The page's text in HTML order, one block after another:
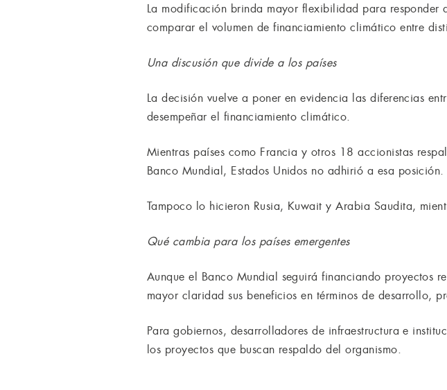
La modificación brinda mayor flexibilidad para responder
comparar el volumen de financiamiento climático entre
Una discusión que divide a los países
La decisión vuelve a poner en evidencia las diferencias
desempeñar el financiamiento climático.
Mientras países como Francia y otros 18 accionistas
Banco Mundial, Estados Unidos no adhirió a esa posición.
Tampoco lo hicieron Rusia, Kuwait y Arabia Saudita,
Qué cambia para los países emergentes
Aunque el Banco Mundial seguirá financiando proyectos
mayor claridad sus beneficios en términos de desarrollo,
Para gobiernos, desarrolladores de infraestructura e
los proyectos que buscan respaldo del organismo.